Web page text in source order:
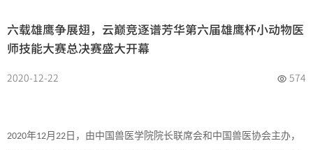
六载雄鹰争展翅，云巅竞逐谱芳华第六届雄鹰杯小动物医
师技能大赛总决赛盛大开幕
2020-12-22 574
2020年12月 22 日，由中国兽医学院院长联席会和中国兽医协会主办，